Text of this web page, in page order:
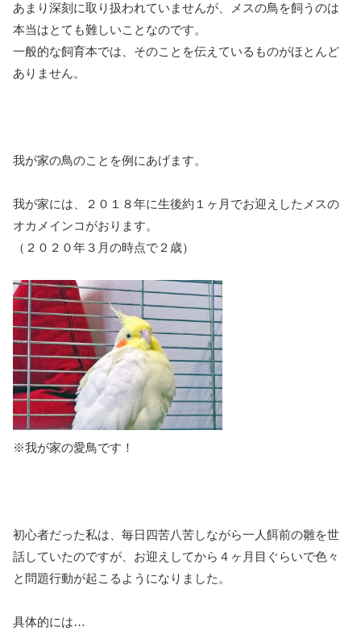
あまり深刻に取り扱われていませんが、メスの鳥を飼うのは
本当はとても難しいことなのです。
一般的な飼育本では、そのことを伝えているものがほとんど
ありません。
我が家の鳥のことを例にあげます。
我が家には、２０１８年に生後約１ヶ月でお迎えしたメスの
オカメインコがおります。
（２０２０年３月の時点で２歳）
※我が家の愛鳥です！
初心者だった私は、毎日四苦八苦しながら一人餌前の雛を世
話していたのですが、お迎えしてから４ヶ月目ぐらいで色々
と問題行動が起こるようになりました。
具体的には…